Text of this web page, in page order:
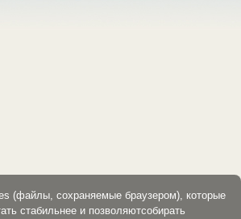
(файлы, сохраняемые браузером), которые
стабильнее и позволяютсобирать